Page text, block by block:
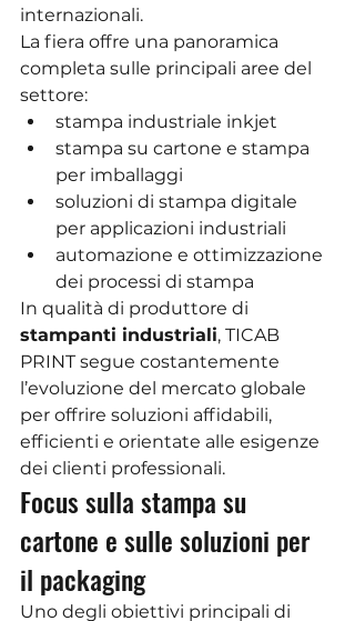
internazionali.
La fiera offre una panoramica
completa sulle principali aree del
settore:
stampa industriale inkjet
stampa su cartone e stampa
per imballaggi
soluzioni di stampa digitale
per applicazioni industriali
automazione e ottimizzazione
dei processi di stampa
In qualità di produttore di
stampanti industriali, TICAB
PRINT segue costantemente
l’evoluzione del mercato globale
per offrire soluzioni affidabili,
efficienti e orientate alle esigenze
dei clienti professionali.
Focus sulla stampa su
cartone e sulle soluzioni per
il packaging
Uno degli obiettivi principali di